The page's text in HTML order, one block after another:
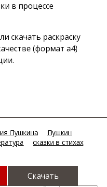
в процессе
скачать раскраску
(формат а4)
Пушкина
Пушкин
сказки в стихах
Скачать